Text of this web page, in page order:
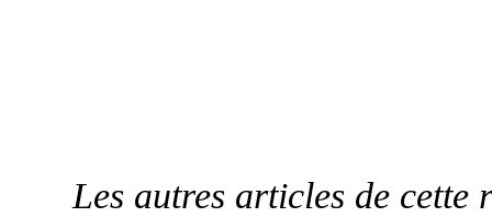
Les autres articles de cette